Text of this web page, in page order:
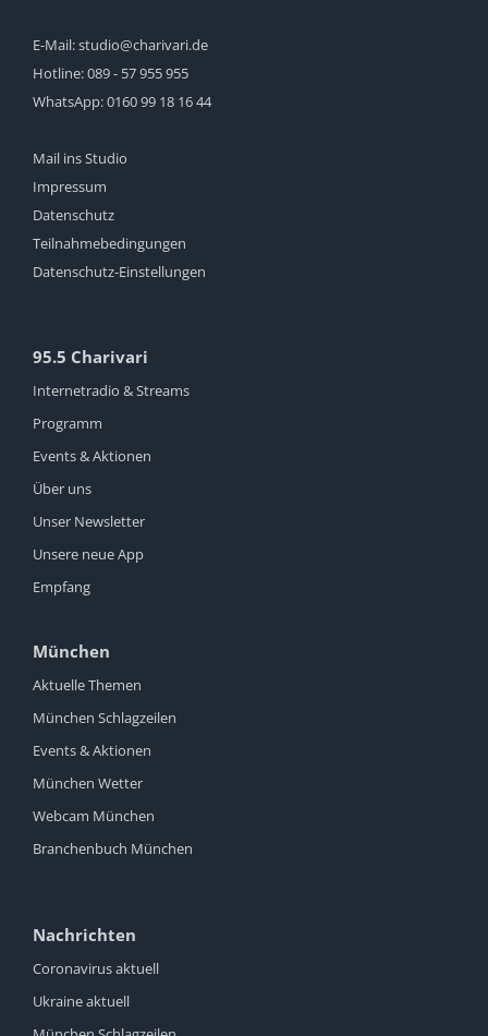
E-Mail:studio@charivari.de
Hotline:089 - 57 955 955
WhatsApp:0160 99 18 16 44
Mail ins Studio
Impressum
Datenschutz
Teilnahmebedingungen
Datenschutz-Einstellungen
95.5 Charivari
Internetradio & Streams
Programm
Events & Aktionen
Über uns
Unser Newsletter
Unsere neue App
Empfang
München
Aktuelle Themen
München Schlagzeilen
Events & Aktionen
München Wetter
Webcam München
Branchenbuch München
Nachrichten
Coronavirus aktuell
Ukraine aktuell